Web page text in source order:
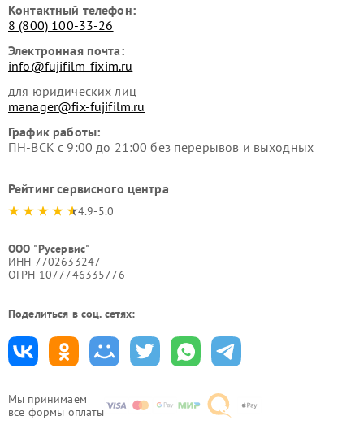
Мы принимаем
все формы оплаты
Контактный телефон:
8 (800) 100-33-26
Электронная почта:
info@fujifilm-fixim.ru
для юридических лиц
manager@fix-fujifilm.ru
График работы:
ПН-ВСК с 9:00 до 21:00 без перерывов и выходных
Рейтинг сервисного центра
4.9-5.0
ООО "Русервис"
ИНН 7702633247
ОГРН 1077746335776
Поделиться в соц. сетях: